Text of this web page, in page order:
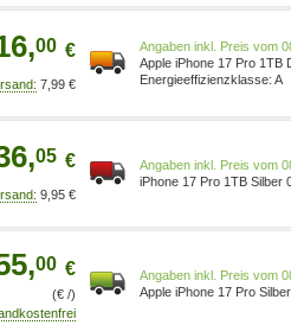
00 €
7,99 €
Preis vom
Apple iPhone 17 Pro 1TB
Silber, iOS Prozessor:
A
05 €
9,95 €
Preis vom
iPhone 17 Pro 1TB Silber
00 €
(€ /)
Preis vom
Apple iPhone 17 Pro